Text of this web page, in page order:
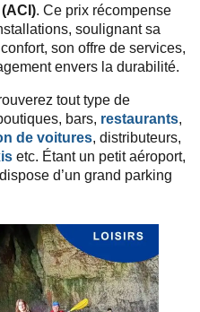
. Ce prix récompense
soulignant sa
son offre de services,
envers la durabilité.
tout type de
bars, restaurants,
de voitures, distributeurs,
etc. Étant un petit aéroport,
d’un grand parking